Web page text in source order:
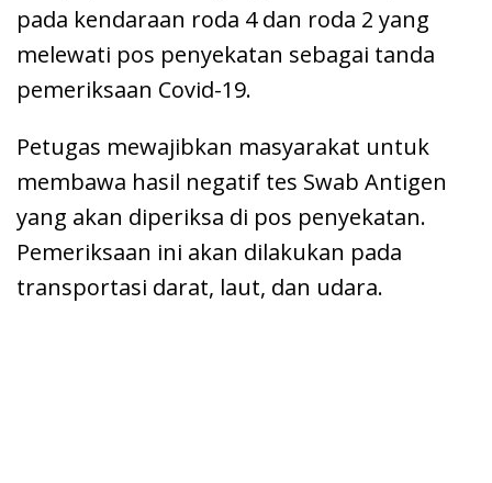
pada kendaraan roda 4 dan roda 2 yang
melewati pos penyekatan sebagai tanda
pemeriksaan Covid-19.
Petugas mewajibkan masyarakat untuk
membawa hasil negatif tes Swab Antigen
yang akan diperiksa di pos penyekatan.
Pemeriksaan ini akan dilakukan pada
transportasi darat, laut, dan udara.